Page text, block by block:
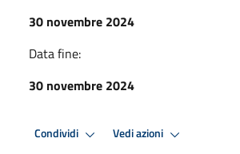
30 novembre 2024
Data fine:
30 novembre 2024
Condividi Vedi azioni